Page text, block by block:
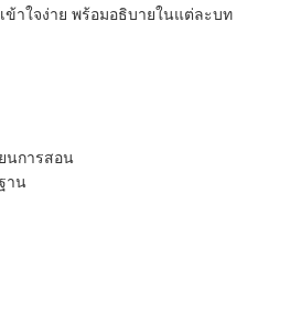
าใจง่าย พร้อมอธิบายในแต่ละบท
นการสอน
าน